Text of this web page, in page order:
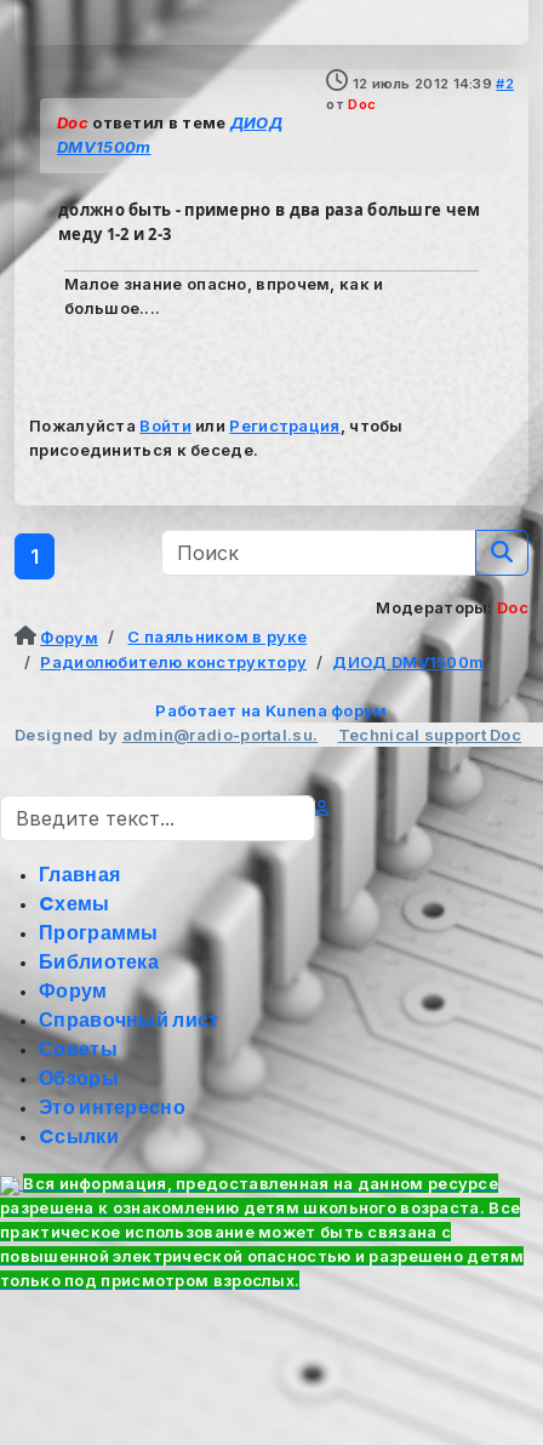
12 июль 2012 14:39 #2
отDoc
Docответил в теме ДИОД
DMV1500m
должно быть - примерно в два раза большге чем
меду 1-2 и 2-3
Малое знание опасно, впрочем, как и
большое....
Пожалуйста Войти или Регистрация
, чтобы
присоединиться к беседе.
1
Модераторы: Doc
Форум
С паяльником в руке
Радиолюбителю конструктору
ДИОД DMV1500m
Работает на Kunena форум
Designed by admin@radio-portal.su. Technical support Doc
Поиск
Главная
Cхемы
Программы
Библиотека
Форум
Справочный лист
Советы
Обзоры
Это интересно
Cсылки
Вся информация, предоставленная на данном ресурсе
разрешена к ознакомлению детям школьного возраста. Все
практическое использование может быть связана с
повышенной электрической опасностью и разрешено детям
только под присмотром взрослых.